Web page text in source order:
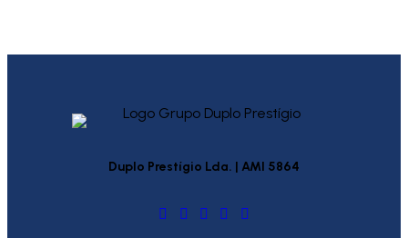
Duplo Prestígio Lda. | AMI 5864